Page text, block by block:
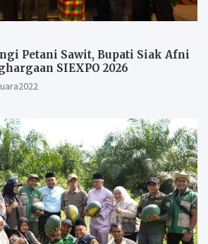
Petani Sawit, Bupati Siak Afni
SIEXPO 2026